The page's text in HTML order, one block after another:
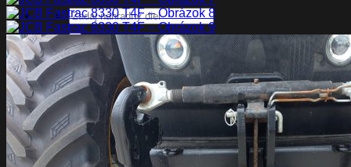
Hľadať: